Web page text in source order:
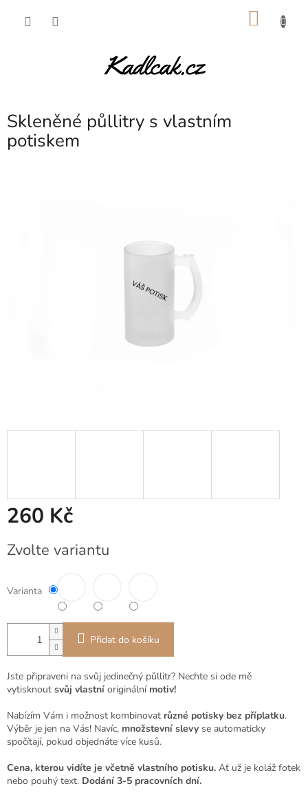
Skleněné půllitry s vlastním
potiskem
260 Kč
cena:
Zvolte variantu
Varianta
Přidat do košíku
Jste připraveni na svůj jedinečný půllitr? Nechte si ode mě
vytisknout svůj vlastní originální motiv!
Nabízím Vám i možnost kombinovat různé potisky bez příplatku.
Výběr je jen na Vás! Navíc, množstevní slevy se automaticky
spočítají, pokud objednáte více kusů.
Cena, kterou vidíte je včetně vlastního potisku. Ať už je koláž fotek
nebo pouhý text. Dodání 3-5 pracovních dní.